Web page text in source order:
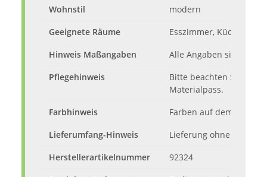
Wohnstil
modern
Geeignete Räume
Esszimmer, Küche,
Hinweis Maßangaben
Alle Angaben sind ca.-
Pflegehinweis
Bitte beachten Sie die
Materialpass.
Farbhinweis
Farben auf dem
Lieferumfang-Hinweis
Lieferung ohne Inhalt
Herstellerartikelnummer
92324